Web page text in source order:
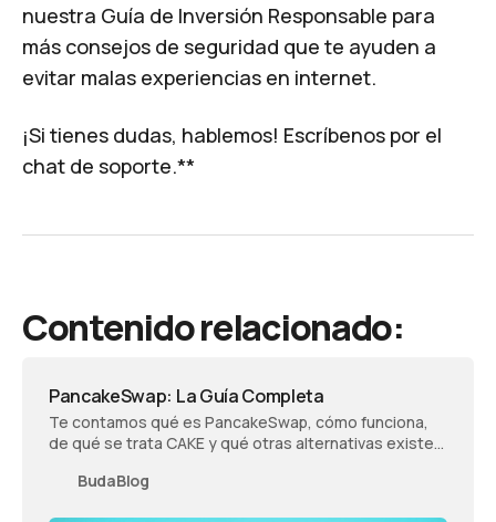
nuestra Guía de Inversión Responsable para
más consejos de seguridad que te ayuden a
evitar malas experiencias en internet.
¡Si tienes dudas, hablemos! Escríbenos por el
chat de soporte.**
Contenido relacionado:
PancakeSwap: La Guía Completa
Te contamos qué es PancakeSwap, cómo funciona,
de qué se trata CAKE y qué otras alternativas existen
BudaBlog